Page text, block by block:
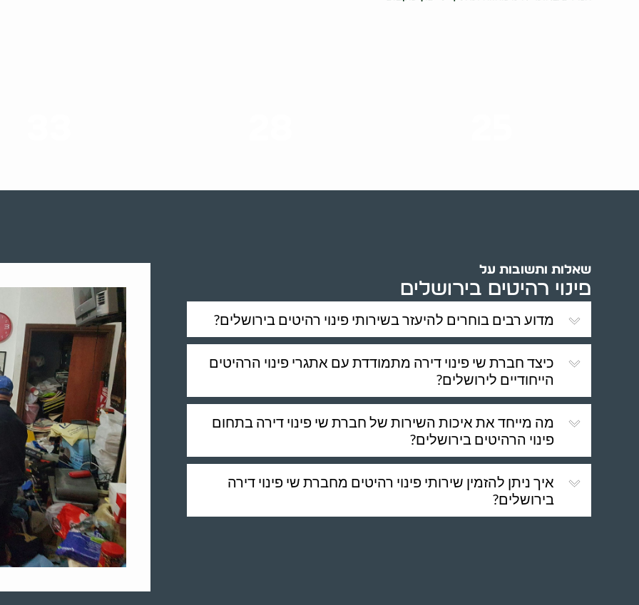
שאלות ותשובות על
פינוי רהיטים בירושלים
מדוע רבים בוחרים להיעזר בשירותי פינוי רהיטים בירושלים?
כיצד חברת שי פינוי דירה מתמודדת עם אתגרי פינוי הרהיטים
הייחודיים לירושלים?
מה מייחד את איכות השירות של חברת שי פינוי דירה בתחום
פינוי הרהיטים בירושלים?
איך ניתן להזמין שירותי פינוי רהיטים מחברת שי פינוי דירה
בירושלים?